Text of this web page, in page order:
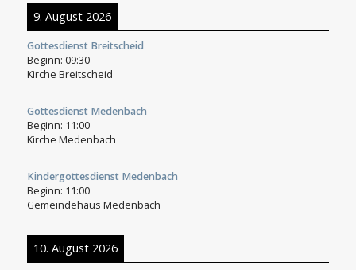
9. August 2026
Gottesdienst Breitscheid
Beginn: 09:30
Kirche Breitscheid
Gottesdienst Medenbach
Beginn: 11:00
Kirche Medenbach
Kindergottesdienst Medenbach
Beginn: 11:00
Gemeindehaus Medenbach
10. August 2026